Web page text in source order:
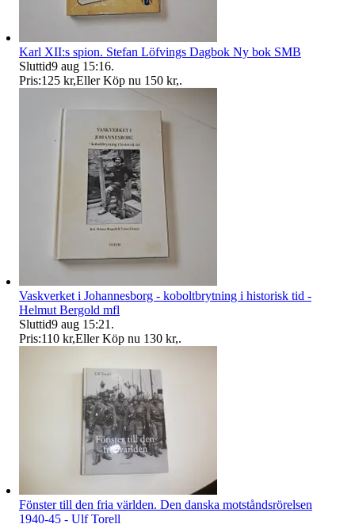
Karl XII:s spion. Stefan Löfvings Dagbok Ny bok SMB
Sluttid9 aug 15:16.
Pris:125 kr,Eller Köp nu 150 kr,.
Vaskverket i Johannesborg - koboltbrytning i historisk tid -
Helmut Bergold mfl
Sluttid9 aug 15:21 .
Pris:110 kr,Eller Köp nu 130 kr,.
Fönster till den fria världen. Den danska motståndsrörelsen
1940-45 - Ulf Torell